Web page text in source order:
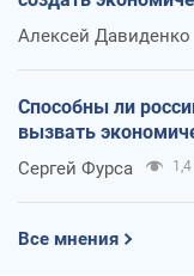
Алексей Давиденко
Способны ли
вызвать
Сергей Фурса 1,4
Все мнения